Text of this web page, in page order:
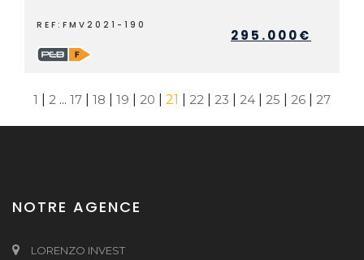
REF:FMV2021-190
295.000€
1 2 ... 17 18 19 20 21 22 23 24 25 26 27
NOTRE AGENCE
LORENZO INVEST